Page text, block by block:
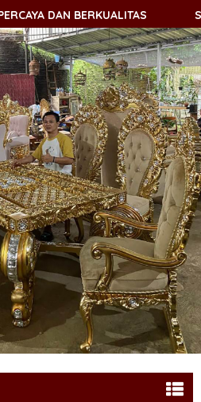
DAN BERKUALITAS